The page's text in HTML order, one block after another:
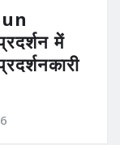
में